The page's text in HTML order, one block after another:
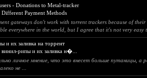
- Donations to Metal-tracker
Different Payment Methods
gateways don't work with torrent trackers because of
everywhere in the world, but I agree that it's not very easy
и их заливка на торрент
винил-рипы и их заливка н�...
личное мнение, что это внесет больше путаницы, а
не ...